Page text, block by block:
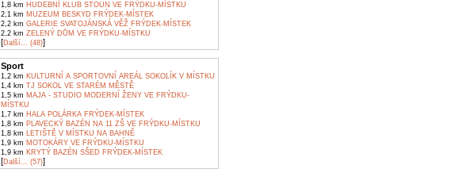
1,8 km HUDEBNÍ KLUB STOUN VE FRÝDKU-MÍSTKU
2,1 km MUZEUM BESKYD FRÝDEK-MÍSTEK
2,2 km GALERIE SVATOJÁNSKÁ VĚŽ FRÝDEK-MÍSTEK
2,2 km ZELENÝ DŮM VE FRÝDKU-MÍSTKU
[Další... (48)]
Sport
1,2 km KULTURNÍ A SPORTOVNÍ AREÁL SOKOLÍK V MÍSTKU
1,4 km TJ SOKOL VE STARÉM MĚSTĚ
1,5 km MAJA - STUDIO MODERNÍ ŽENY VE FRÝDKU-
MÍSTKU
1,7 km HALA POLÁRKA FRÝDEK-MÍSTEK
1,8 km PLAVECKÝ BAZÉN NA 11 ZŠ VE FRÝDKU-MÍSTKU
1,8 km LETIŠTĚ V MÍSTKU NA BAHNĚ
1,9 km MOTOKÁRY VE FRÝDKU-MÍSTKU
1,9 km KRYTÝ BAZÉN SŠED FRÝDEK-MÍSTEK
[Další... (57)]